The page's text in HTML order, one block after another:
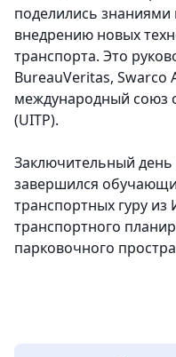
поделились знаниями
внедрению новых
транспорта. Это
BureauVeritas, Swarco
международный союз
(UITP).
Заключительный
завершился
транспортных гуру
транспортного
парковочного